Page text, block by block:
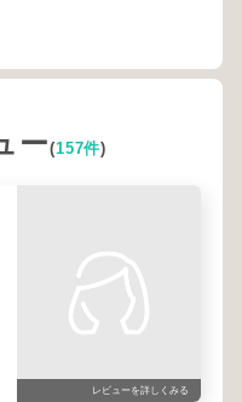
ー(157件)
レビューを詳しくみる